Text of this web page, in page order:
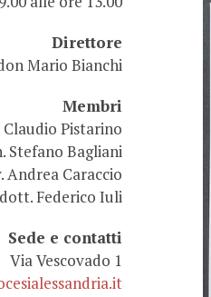
Direttore
Mario Bianchi
Membri
Pistarino
Stefano Bagliani
Andrea Caraccio
dott. Federico Iuli
Sede e contatti
Via Vescovado 1